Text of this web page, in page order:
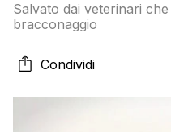
Salvato dai veterinari
bracconaggio
Condividi